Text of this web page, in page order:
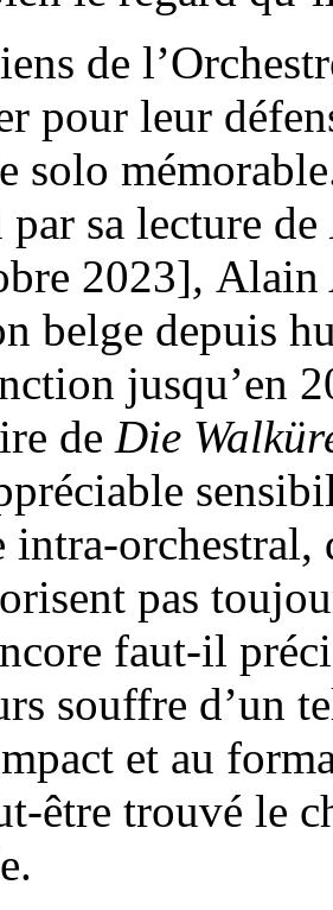
de
pour leur
solo
sa lecture de
2023], Alain
belge depuis
jusqu’en
de Die
orchestral,
pas
faut-il
souffre d’un
et au
être trouvé le